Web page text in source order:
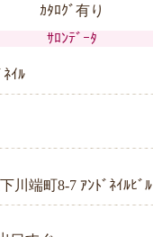
ｶﾀﾛｸﾞ有り
ｻﾛﾝﾃﾞｰﾀ
ﾈｲﾙ
川端町8-7 ｱﾝﾄﾞﾈｲﾙﾋﾞﾙ